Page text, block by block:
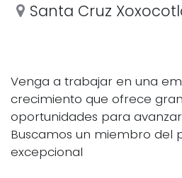
Santa Cruz
Venga a trabajar en una
crecimiento que ofrece
oportunidades para
Buscamos un miembro del
excepcional